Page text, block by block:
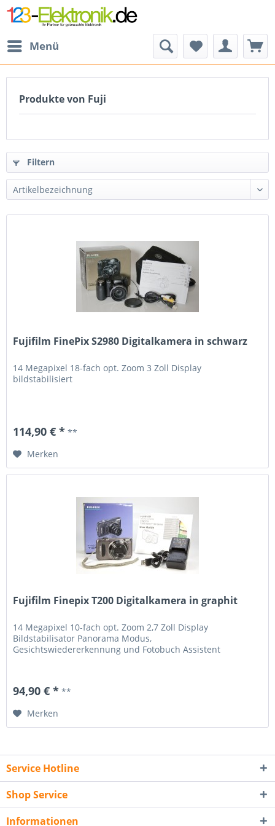
Menü
Produkte von Fuji
Filtern
Fujifilm FinePix S2980 Digitalkamera in schwarz
14 Megapixel 18-fach opt. Zoom 3 Zoll Display
bildstabilisiert
114,90 € * **
Merken
Fujifilm Finepix T200 Digitalkamera in graphit
14 Megapixel 10-fach opt. Zoom 2,7 Zoll Display
Bildstabilisator Panorama Modus,
Gesichtswiedererkennung und Fotobuch Assistent
94,90 € * **
Merken
Service Hotline
Shop Service
Informationen